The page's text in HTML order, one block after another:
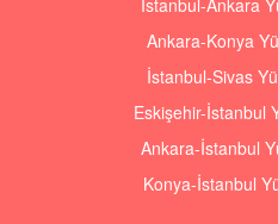
İstanbul-Ankara
Ankara-Konya
İstanbul-Sivas
Eskişehir-İstanbul
Ankara-İstanbul
Konya-İstanbul